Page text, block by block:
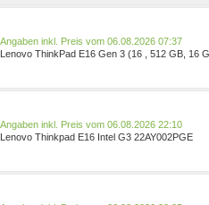
Preis vom 06.08.2026 07:37
Lenovo ThinkPad E16 Gen 3 (16 , 512 GB, 16
Preis vom 06.08.2026 22:10
Lenovo Thinkpad E16 Intel G3 22AY002PGE